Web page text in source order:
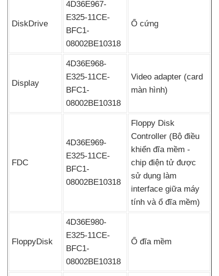
DiskDrive
4D36E967-
E325-11CE-
BFC1-
08002BE10318
Ổ cứng
Display
4D36E968-
E325-11CE-
BFC1-
08002BE10318
Video adapter (card
màn hình)
FDC
4D36E969-
E325-11CE-
BFC1-
08002BE10318
Floppy Disk
Controller (Bộ điều
khiển đĩa mềm -
chip điện tử được
sử dụng làm
interface giữa máy
tính và ổ đĩa mềm)
FloppyDisk
4D36E980-
E325-11CE-
BFC1-
08002BE10318
Ổ đĩa mềm